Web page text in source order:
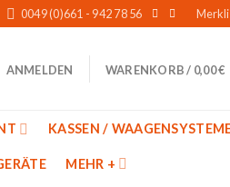
0049 (0)661 - 942 78 56
ANMELDEN WARENKORB / 0,00€
KASSEN /
MEHR +